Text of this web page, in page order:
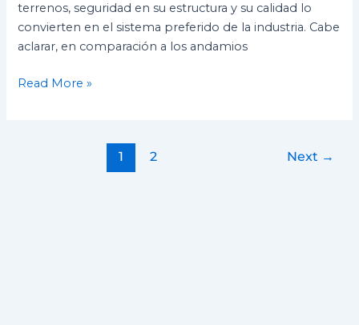
terrenos, seguridad en su estructura y su calidad lo
convierten en el sistema preferido de la industria. Cabe
aclarar, en comparación a los andamios
Read More »
1 2 Next →